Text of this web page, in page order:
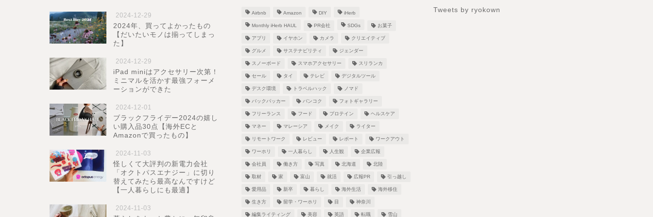
2024-12-29
2024年、買ってよかったもの
【だいたいモノは揃ってしまっ
た】
2024-12-29
iPad miniはアクセサリー次第！
ミニマルを活かす最強フォーメ
ーションができた
2024-12-01
ブラックフライデー2024の嬉し
い購入品30点【海外ECと
Amazonで買ったもの】
2024-11-03
怪しくて大評判の新電力会社
「オクトパスエナジー」に切り
替えてみたら最高なんですけど
【一人暮らしにも最適】
2024-11-03
Airbnb Amazon DIY iHerb
Monthly iHerb HAUL PR会社 SDGs お菓子
アプリ イヤホン カメラ クリエイティブ
グルメ サステナビリティ ジェンダー
スノーボード スマホアクセサリー スリランカ
セール タイ テレビ デジタルツール
デスク環境 トラベルハック ノマド
バックパッカー バンコク フォトギャラリー
フリーランス フード プロテイン ヘルスケア
マネー マレーシア メイク ライター
リモートワーク レビュー レポート ワークアウト
ワーホリ 一人暮らし 人生観 企業広報
会社員 働き方 写真 北海道 北陸
取材 家 富山 就活 広報PR 引っ越し
愛用品 新卒 暮らし 海外生活 海外移住
生き方 留学・ワーホリ 目 神奈川
編集ライティング 美容 英語 転職 雪山
Tweets by ryokown